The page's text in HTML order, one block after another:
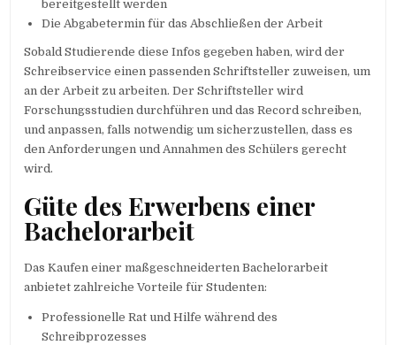
bereitgestellt werden
Die Abgabetermin für das Abschließen der Arbeit
Sobald Studierende diese Infos gegeben haben, wird der
Schreibservice einen passenden Schriftsteller zuweisen, um
an der Arbeit zu arbeiten. Der Schriftsteller wird
Forschungsstudien durchführen und das Record schreiben,
und anpassen, falls notwendig um sicherzustellen, dass es
den Anforderungen und Annahmen des Schülers gerecht
wird.
Güte des Erwerbens einer
Bachelorarbeit
Das Kaufen einer maßgeschneiderten Bachelorarbeit
anbietet zahlreiche Vorteile für Studenten:
Professionelle Rat und Hilfe während des
Schreibprozesses